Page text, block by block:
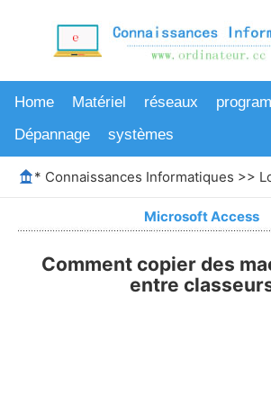
Home Matériel réseaux
Dépannage
systèmes
* Connaissances Informatiques >>
Microsoft Access
Comment copier des
entre